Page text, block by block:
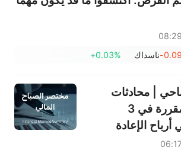
-ناسداك +0.03%
| محادثات
أمريكية إيرانية مقررة في 3
الإعادة
السعودية (8200) يرتفع بنسبة